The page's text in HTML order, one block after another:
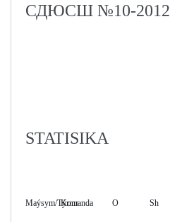
СДЮСШ №10-2012
STATISIKA
Maýsym/TýrnırKomanda O Sh